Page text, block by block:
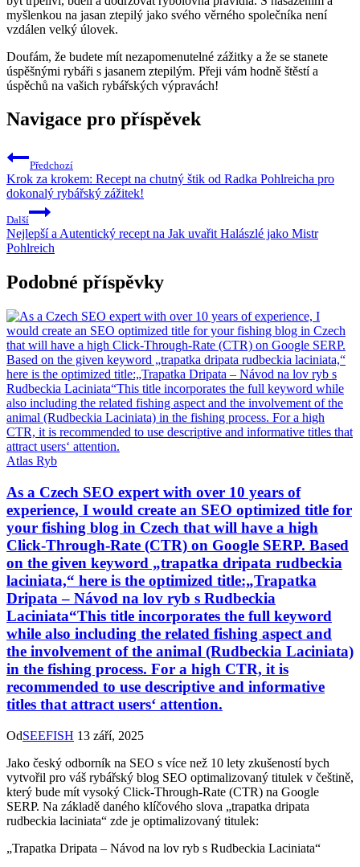
⁢myšlenkou⁣ na jasan ztepilý jako‌ svého věrného společníka není
vzdálen⁤ velký​ úlovek.
Doufám, že budete mít⁢ nezapomenutelné zážitky a že se stanete
úspěšnými rybáři s jasanem ztepilým.⁣ Přeji vám hodně ‌štěstí a ​
úspěchů na vašich rybářských výpravách!
Navigace pro příspěvek
Předchozí
Krok za krokem: Recept na chutný štik od Radka Pohlreicha pro
dokonalý rybářský zážitek!
Další
Nejlepší a Autentický recept na Jak uvařit Halászlé jako Mistr
Pohlreich
Podobné příspěvky
Atlas Ryb
As a Czech SEO expert with over 10 years of
experience, I would create an SEO optimized title for
your fishing blog in Czech that will have a high
Click-Through-Rate (CTR) on Google SERP. Based
on the given keyword „trapatka dripata rudbeckia
laciniata,“ here is the optimized title:„Trapatka
Dripata – Návod na lov ryb s Rudbeckia
Laciniata“This title incorporates the full keyword
while also including the related fishing aspect and
the involvement of the animal (Rudbeckia Laciniata)
in the fishing process. For a high CTR, it is
recommended to use descriptive and informative
titles that attract users‘ attention.
OdSEEFISH 13 září, 2025
Jako český odborník na SEO s více než 10 lety zkušeností bych
vytvořil pro váš rybářský blog SEO optimalizovaný titulek v češtině,
který bude mít vysoký Click-Through-Rate (CTR) na Google
SERP. Na základě daného klíčového slova „trapatka dripata
rudbeckia laciniata“ zde je optimalizovaný titulek:
„Trapatka Dripata – Návod na lov ryb s Rudbeckia Laciniata“